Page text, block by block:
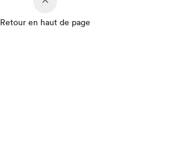
Retour en haut de page